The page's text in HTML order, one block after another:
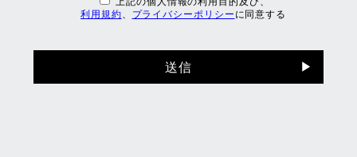
利用規約
プライバシーポリシーに同意する